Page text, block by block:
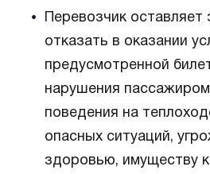
Перевозчик
отказать в оказании
предусмотренной
нарушения
поведения на
опасных ситуаций,
здоровью, имуществу